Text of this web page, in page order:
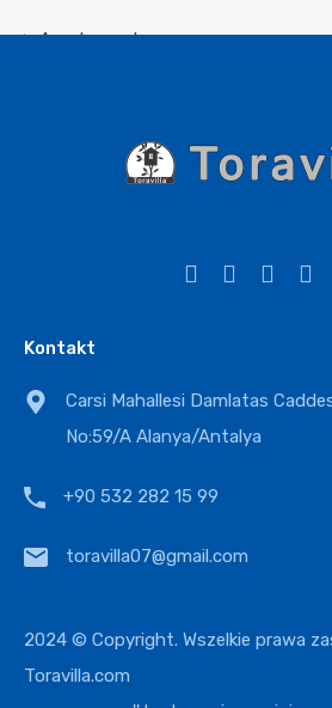
Apartament
Rezydencja
Kontakt
Carsi Mahallesi Damlatas
No:59/A Alanya/Antalya
+90 532 282 15 99
toravilla07@gmail.com
2024 © Copyright. Wszelkie prawa
Toravilla.com